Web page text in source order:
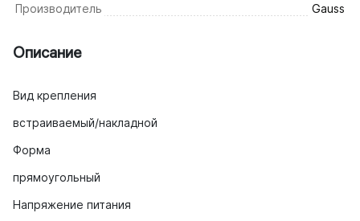
Производитель Gauss
Описание
Вид крепления
встраиваемый/накладной
Форма
прямоугольный
Напряжение питания